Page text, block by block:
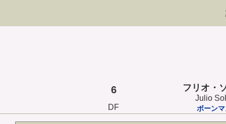
6 フリオ・
Julio
DF
ボーン